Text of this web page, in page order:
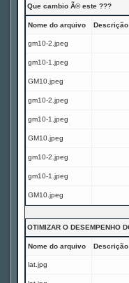
Que cambio Ã© este ???
Nome do arquivo Descrição
gm10-2.jpeg
gm10-1.jpeg
GM10.jpeg
gm10-2.jpeg
gm10-1.jpeg
GM10.jpeg
gm10-2.jpeg
gm10-1.jpeg
GM10.jpeg
OTIMIZAR O DESEMPENHO
Nome do arquivo Descrição
lat.jpg